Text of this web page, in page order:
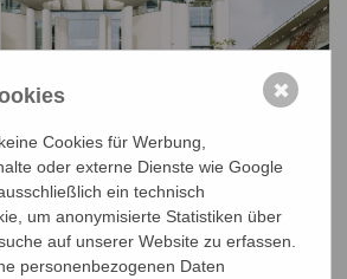
Kürzungen in der
Cookies für Werbung,
oder externe Dienste wie Google
ein technisch
um anonymisierte Statistiken über
auf unserer Website zu erfassen.
personenbezogenen Daten
✖